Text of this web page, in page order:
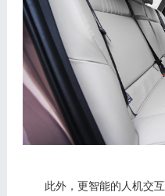
此外， 更智能的人机交互